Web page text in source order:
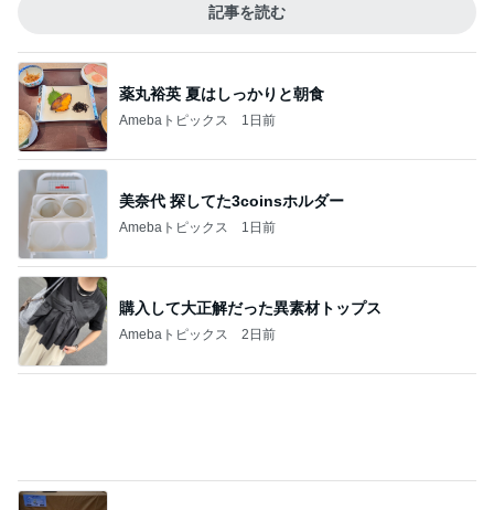
Amebaトピックス 1日前
美奈代 探してた3coinsホルダー
Amebaトピックス 1日前
購入して大正解だった異素材トップス
Amebaトピックス 2日前
価格は高いが美味しいパン屋さん
Amebaトピックス 1日前